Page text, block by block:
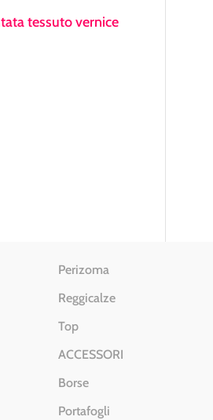
tessuto vernice
Perizoma
Reggicalze
Top
ACCESSORI
Borse
Portafogli